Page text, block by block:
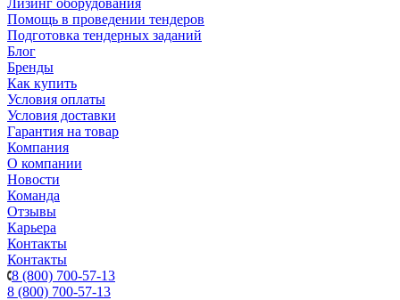
Лизинг оборудования
Помощь в проведении тендеров
Подготовка тендерных заданий
Блог
Бренды
Как купить
Условия оплаты
Условия доставки
Гарантия на товар
Компания
О компании
Новости
Команда
Отзывы
Карьера
Контакты
Контакты
8 (800) 700-57-13
8 (800) 700-57-13